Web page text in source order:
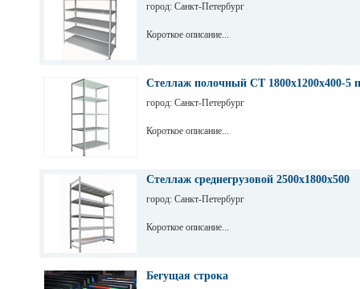
город: Санкт-Петербург
Короткое описание...
Стеллаж полочный СТ 1800х1200х400-5
город: Санкт-Петербург
Короткое описание...
Стеллаж среднегрузовой 2500х1800х500
город: Санкт-Петербург
Короткое описание...
Бегущая строка